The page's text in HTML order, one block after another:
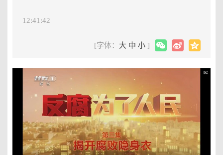
12:41:42
[字体： 大 中 小 ]